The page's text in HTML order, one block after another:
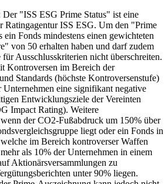
Der "ISS ESG Prime Status" ist eine
Ratingagentur ISS ESG. Um den "Prime
ein Fonds mindestens einen gewichteten
von 50 erhalten haben und darf zudem
Ausschlusskriterien nicht überschreiten.
Kontroversen im Bereich der
Standards (höchste Kontroversenstufe)
eine signifikant negative
Entwicklungsziele der Vereinten
Impact Rating). Weitere
der CO2-Fußabdruck um 150% über
liegt oder ein Fonds in
im Bereich kontroverser Waffen
als 10% der Unternehmen in einem
Aktionärsversammlungen zu
unter 90% liegen.